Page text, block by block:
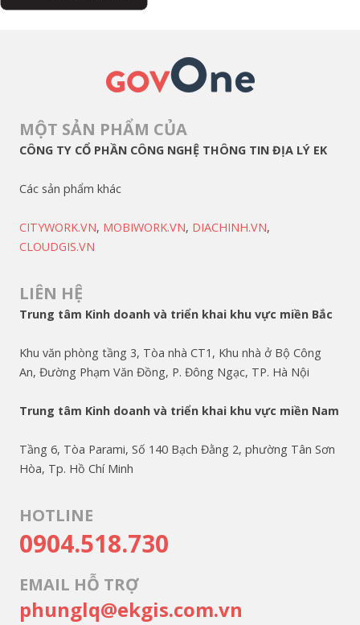
MỘT SẢN PHẨM CỦA
CÔNG TY CỔ PHẦN CÔNG NGHỆ THÔNG TIN ĐỊA LÝ EK
Các sản phẩm khác
CITYWORK.VN, MOBIWORK.VN, DIACHINH.VN,
CLOUDGIS.VN
LIÊN HỆ
Trung tâm Kinh doanh và triển khai khu vực miền Bắc
Khu văn phòng tầng 3, Tòa nhà CT1, Khu nhà ở Bộ Công
An, Đường Phạm Văn Đồng, P. Đông Ngạc, TP. Hà Nội
Trung tâm Kinh doanh và triển khai khu vực miền Nam
Tầng 6, Tòa Parami, Số 140 Bạch Đằng 2, phường Tân Sơn
Hòa, Tp. Hồ Chí Minh
HOTLINE
0904.518.730
EMAIL HỖ TRỢ
phunglq@ekgis.com.vn